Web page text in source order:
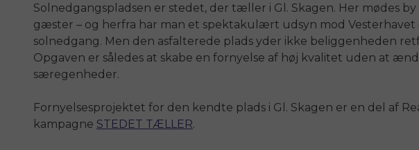
Solnedgangspladsen er stedet, der tæller i Gl. Skagen. Her mødes by
gæster – og herfra har man et spektakulært udsyn mod Vesterhavet
solnedgang. Men den asfalterede plads yder ikke beliggenheden
Opgaven er således at skabe en fornyelse af høj kvalitet uden at
særegenheder.
Fornyelsesprojektet for den kendte plads i Gl. Skagen er en del af
kampagne STEDET TÆLLER.